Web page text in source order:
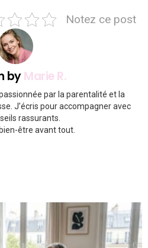
Notez ce post
byMarie R.
par la parentalité et la
J’écris pour accompagner avec
rassurants.
être avant tout.